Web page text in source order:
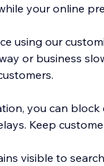
your online
using our
or business
you can
Keep
visible to